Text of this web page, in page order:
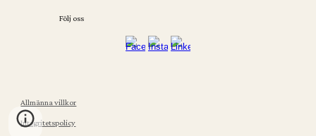
Följ oss
Allmänna villkor
Integritetspolicy